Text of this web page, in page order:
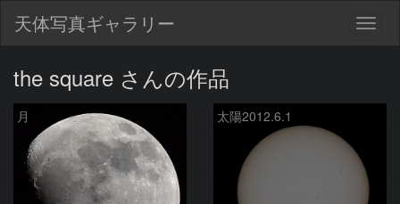
天体写真ギャラリー
the square さんの作品
月 太陽2012.6.1